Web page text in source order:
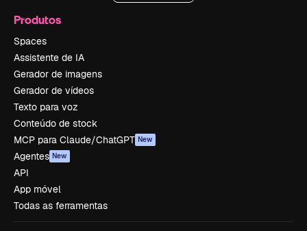
Produtos
Spaces
Assistente de IA
Gerador de imagens
Gerador de vídeos
Texto para voz
Conteúdo de stock
MCP para Claude/ChatGPT New
Agentes New
API
App móvel
Todas as ferramentas